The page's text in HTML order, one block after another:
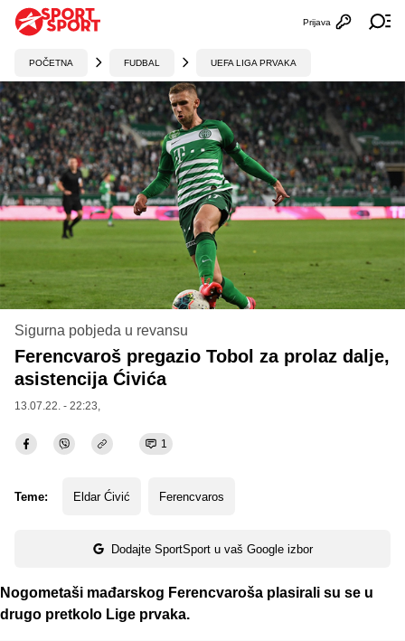
Otvori
Prijava
POČETNA FUDBAL UEFA LIGA PRVAKA
Sigurna pobjeda u revansu
Ferencvaroš pregazio Tobol za prolaz dalje,
asistencija Ćivića
13.07.22. - 22:23,
1
Teme: Eldar Ćivić Ferencvaros
Dodajte SportSport u vaš Google izbor
Nogometaši mađarskog Ferencvaroša plasirali su se u
drugo pretkolo Lige prvaka.